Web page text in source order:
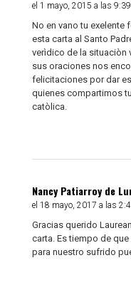
el 1 mayo, 2015 a las
No en vano tu exelente
esta carta al Santo
verìdico de la situaciòn
sus oraciones nos
felicitaciones por dar
quienes compartimos
catòlica.
Nancy Patiarroy de
el 18 mayo, 2017 a las
Gracias querido
carta. Es tiempo de
para nuestro sufrido